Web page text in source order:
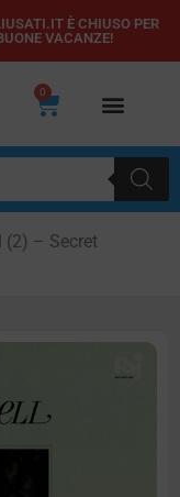
È CHIUSO PER
VACANZE!
0
Carrello
(2) – Secret